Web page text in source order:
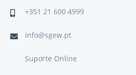
+351 21 600 4999
info@sgew.pt
Suporte Online